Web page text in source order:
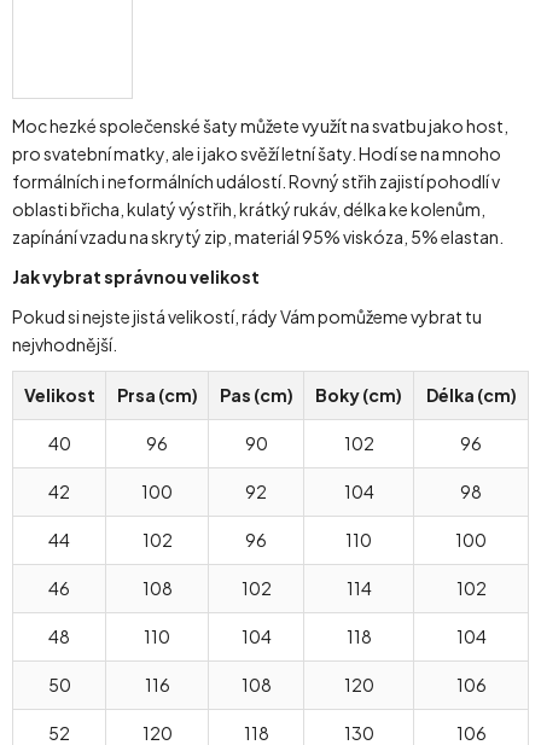
Moc hezké společenské šaty můžete využít na svatbu jako host,
pro svatební matky, ale i jako svěží letní šaty. Hodí se na mnoho
formálních i neformálních událostí. Rovný střih zajistí pohodlí v
oblasti břicha, kulatý výstřih, krátký rukáv, délka ke kolenům,
zapínání vzadu na skrytý zip, materiál 95% viskóza, 5% elastan.
Jak vybrat správnou velikost
Pokud si nejste jistá velikostí, rády Vám pomůžeme vybrat tu
nejvhodnější.
Velikost Prsa (cm) Pas (cm) Boky (cm) Délka (cm)
40 96 90 102 96
42 100 92 104 98
44 102 96 110 100
46 108 102 114 102
48 110 104 118 104
50 116 108 120 106
52 120 118 130 106